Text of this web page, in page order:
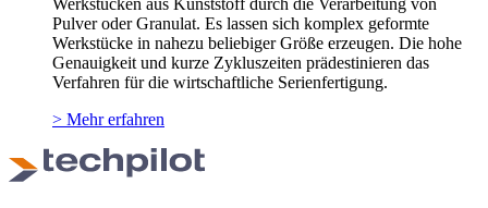
Pulver oder Granulat. Es lassen sich komplex geformte
Werkstücke in nahezu beliebiger Größe erzeugen. Die hohe
Genauigkeit und kurze Zykluszeiten prädestinieren das
Verfahren für die wirtschaftliche Serienfertigung.
> Mehr erfahren